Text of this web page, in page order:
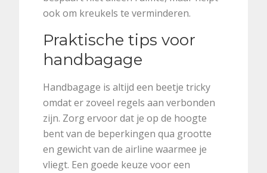
ook om kreukels te verminderen.
Praktische tips voor
handbagage
Handbagage is altijd een beetje tricky
omdat er zoveel regels aan verbonden
zijn. Zorg ervoor dat je op de hoogte
bent van de beperkingen qua grootte
en gewicht van de airline waarmee je
vliegt. Een goede keuze voor een